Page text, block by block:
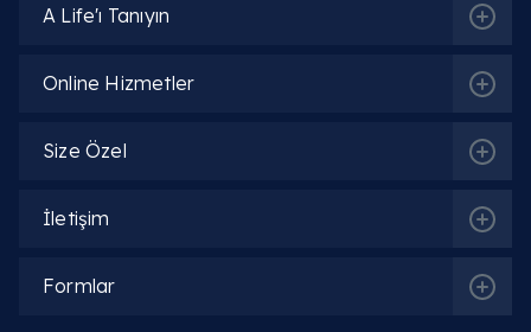
A Life'ı Tanıyın
Online Hizmetler
Size Özel
İletişim
Formlar